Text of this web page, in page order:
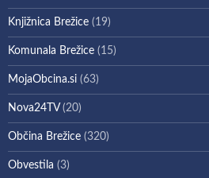
Knjižnica Brežice (19)
Komunala Brežice (15)
MojaObcina.si (63)
Nova24TV(20)
Občina Brežice (320)
Obvestila (3)